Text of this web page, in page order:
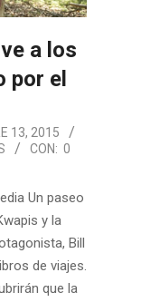
a los
por el
13, 2015
CON: 0
Un paseo
y la
Bill
de viajes.
que la